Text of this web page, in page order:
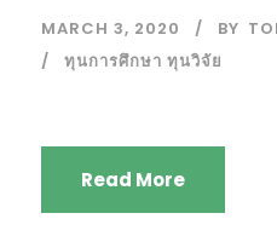
MARCH 3, 2020 BY
ทุนการศึกษา ทุนวิจัย
Read More